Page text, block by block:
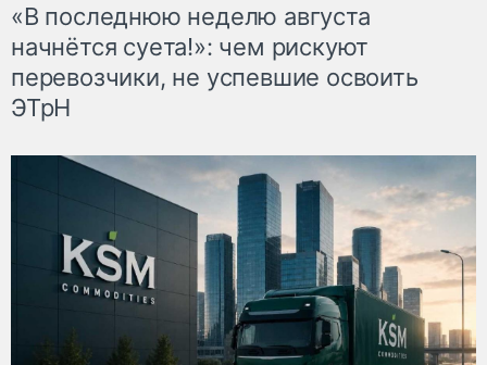
«В последнюю неделю августа
начнётся суета!»: чем рискуют
перевозчики, не успевшие освоить
ЭТрН